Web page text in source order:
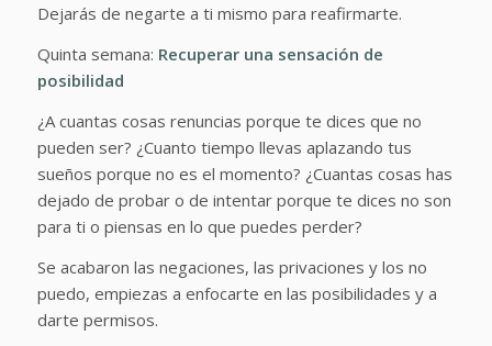
Dejarás de negarte a ti mismo para reafirmarte.
Quinta semana: Recuperar una sensación de
posibilidad
¿A cuantas cosas renuncias porque te dices que no
pueden ser? ¿Cuanto tiempo llevas aplazando tus
sueños porque no es el momento? ¿Cuantas cosas has
dejado de probar o de intentar porque te dices no son
para ti o piensas en lo que puedes perder?
Se acabaron las negaciones, las privaciones y los no
puedo, empiezas a enfocarte en las posibilidades y a
darte permisos.